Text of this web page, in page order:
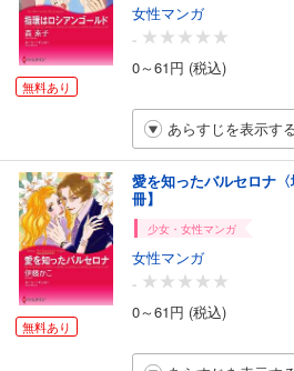
無料あり
女性マンガ
-
0～61円 (税込)
あらすじを表示す
無料あり
愛を知ったバルセロナ
冊】
少女・女性マンガ
女性マンガ
-
0～61円 (税込)